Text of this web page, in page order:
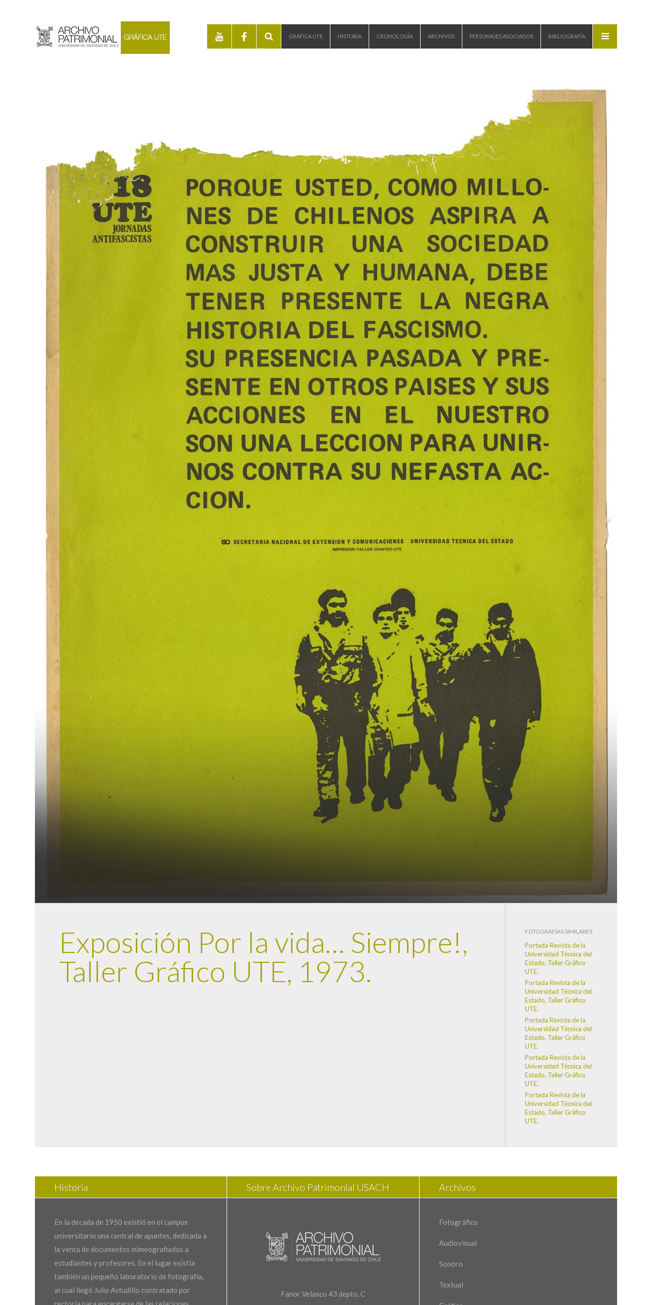
GRÁFICA UTE HISTORIA CRONOLOGÍA ARCHIVOS PERSONAJES ASOCIADOS BIBLIOGRAFÍA
FOTOGRAFÍAS SIMILARES
Portada Revista de la
Universidad Técnica del
Estado, Taller Gráfico
UTE.
Portada Revista de la
Universidad Técnica del
Estado, Taller Gráfico
UTE.
Portada Revista de la
Universidad Técnica del
Estado, Taller Gráfico
UTE.
Portada Revista de la
Universidad Técnica del
Estado, Taller Gráfico
UTE.
Portada Revista de la
Universidad Técnica del
Estado, Taller Gráfico
UTE.
Exposición Por la vida… Siempre!,
Taller Gráfico UTE, 1973.
Historia
En la década de 1950 existió en el campus
universitario una central de apuntes, dedicada a
la venta de documentos mimeografiados a
estudiantes y profesores. En el lugar existía
también un pequeño laboratorio de fotografía,
al cual llegó Julio Astudillo contratado por
Sobre Archivo Patrimonial USACH
Fanor Velasco 43 depto. C
Archivos
Fotográfico
Audiovisual
Sonoro
Textual